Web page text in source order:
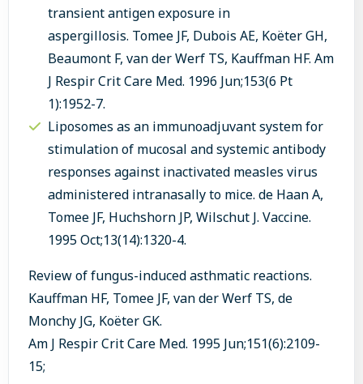
transient antigen exposure in
aspergillosis. Tomee JF, Dubois AE, Koëter GH,
Beaumont F, van der Werf TS, Kauffman HF. Am
J Respir Crit Care Med. 1996 Jun;153(6 Pt
1):1952-7.
Liposomes as an immunoadjuvant system for
stimulation of mucosal and systemic antibody
responses against inactivated measles virus
administered intranasally to mice. de Haan A,
Tomee JF, Huchshorn JP, Wilschut J. Vaccine.
1995 Oct;13(14):1320-4.
Review of fungus-induced asthmatic reactions.
Kauffman HF, Tomee JF, van der Werf TS, de
Monchy JG, Koëter GK.
Am J Respir Crit Care Med. 1995 Jun;151(6):2109-
15;